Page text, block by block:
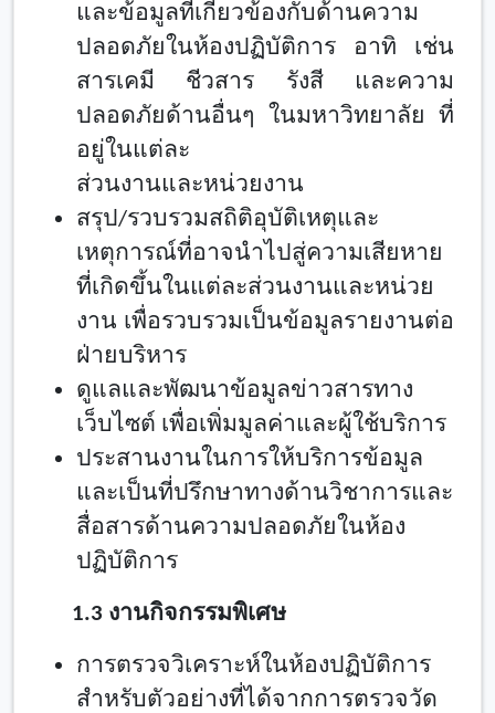
และข้อมูลที่เกี่ยวข้องกับด้านความ
ปลอดภัยในห้องปฏิบัติการ อาทิ เช่น
สารเคมี ชีวสาร รังสี และความ
ปลอดภัยด้านอื่นๆ ในมหาวิทยาลัย ที่
อยู่ในแต่ละ
ส่วนงานและหน่วยงาน
สรุป/รวบรวมสถิติอุบัติเหตุและ
เหตุการณ์ที่อาจนำไปสู่ความเสียหาย
ที่เกิดขึ้นในแต่ละส่วนงานและหน่วย
งาน เพื่อรวบรวมเป็นข้อมูลรายงานต่อ
ฝ่ายบริหาร
ดูแลและพัฒนาข้อมูลข่าวสารทาง
เว็บไซต์ เพื่อเพิ่มมูลค่าและผู้ใช้บริการ
ประสานงานในการให้บริการข้อมูล
และเป็นที่ปรึกษาทางด้านวิชาการและ
สื่อสารด้านความปลอดภัยในห้อง
ปฏิบัติการ
1.3 งานกิจกรรมพิเศษ
การตรวจวิเคราะห์ในห้องปฏิบัติการ
สำหรับตัวอย่างที่ได้จากการตรวจวัด